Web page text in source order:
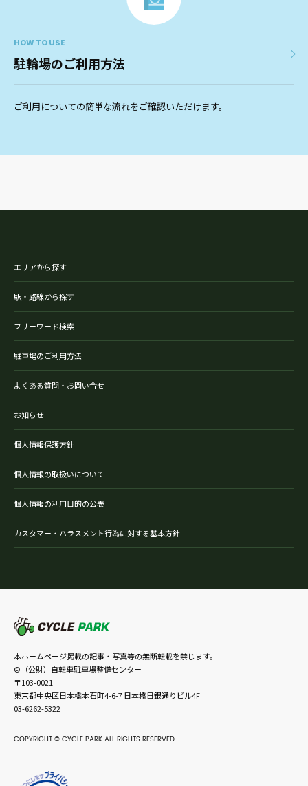
HOW TO USE
駐輪場のご利用方法
ご利用についての簡単な流れをご確認いただけます。
エリアから探す
駅・路線から探す
フリーワード検索
駐車場のご利用方法
よくある質問・お問い合せ
お知らせ
個人情報保護方針
個人情報の取扱いについて
個人情報の利用目的の公表
カスタマー・ハラスメント行為に対する基本方針
本ホームページ掲載の記事・写真等の無断転載を禁じます。
©（公財）自転車駐車場整備センター
〒103-0021
東京都中央区日本橋本石町4-6-7 日本橋日銀通りビル4F
03-6262-5322
COPYRIGHT © CYCLE PARK ALL RIGHTS RESERVED.